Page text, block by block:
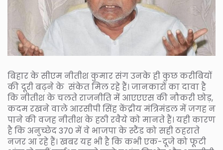
बिहार के सीएम नीतीश कुमार संग उनके ही कुछ करीबियों
की दूरी बढ़ने के संकेत मिल रहे हैं। जानकारों का दावा है
कि नीतीश के चलते राजनीति में आएएएस की नौकरी छोड़,
कदम रखने वाले आरसीपी सिंह केंद्रीय मंत्रिमंडल में जगह न
पाने की वजह नीतीश के हठी रवैये को मानते हैं। यही कारण
है कि अनुच्छेद 370 में वे भाजपा के स्टैंड को सही ठहराते
नजर आ रहे हैं। खबर यह भी है कि कभी एक-दूजे को फूटी